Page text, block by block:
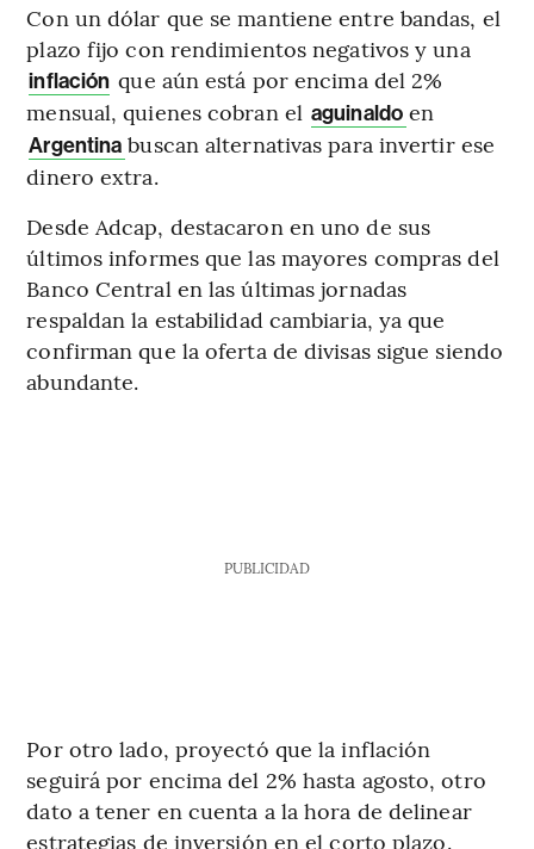
Con un dólar que se mantiene entre bandas, el
plazo fijo con rendimientos negativos y una
inflación que aún está por encima del 2%
mensual, quienes cobran el aguinaldo en
Argentina buscan alternativas para invertir ese
dinero extra.
Desde Adcap, destacaron en uno de sus
últimos informes que las mayores compras del
Banco Central en las últimas jornadas
respaldan la estabilidad cambiaria, ya que
confirman que la oferta de divisas sigue siendo
abundante.
PUBLICIDAD
Por otro lado, proyectó que la inflación
seguirá por encima del 2% hasta agosto, otro
dato a tener en cuenta a la hora de delinear
estrategias de inversión en el corto plazo.